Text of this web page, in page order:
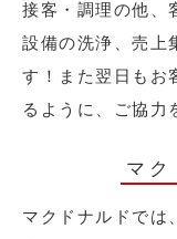
接客・調理の他、
設備の洗浄、売上
す！また翌日もお
るように、ご協力
マク
マクドナルドでは